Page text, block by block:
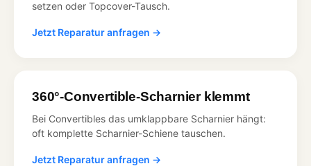
setzen oder Topcover-Tausch.
Jetzt Reparatur anfragen →
360°-Convertible-Scharnier klemmt
Bei Convertibles das umklappbare Scharnier hängt:
oft komplette Scharnier-Schiene tauschen.
Jetzt Reparatur anfragen →